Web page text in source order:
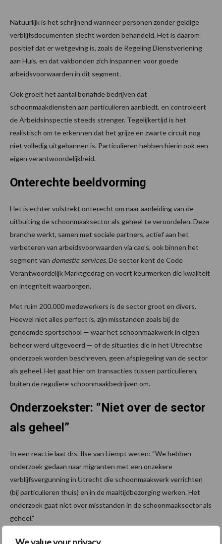
We value your privacy
Natuurlijk is het schrijnend wanneer personen zonder geldige
verblijfsdocumenten slecht worden behandeld. Het is daarom
positief dat er wetgeving is, zoals de Regeling Dienstverlening
aan Huis, en dat vakbonden zich inspannen voor goede
arbeidsvoorwaarden in dit segment.
Ook groeit het aantal bonafide bedrijven dat
schoonmaakdiensten aan particulieren aanbiedt, en controleert
de Arbeidsinspectie steeds strenger. Tegelijkertijd is het
realistisch om te erkennen dat het grijze en zwarte circuit nog
niet volledig uitgebannen is. Particulieren hebben hierin ook een
eigen verantwoordelijkheid.
Onterechte beeldvorming
Het is echter volstrekt onterecht om naar aanleiding van de
uitbuiting de schoonmaaksector als geheel te veroordelen. Deze
branche werkt, samen met sociale partners, actief aan het
verbeteren van arbeidsvoorwaarden via cao’s, ook binnen het
segment van domestic services. De sector kent de Code
Verantwoordelijk Marktgedrag en voert keurmerken die kwaliteit
en integriteit waarborgen.
Met ruim 200.000 medewerkers is de sector groot en divers.
Hoewel niet alles perfect is, zijn misstanden zoals bij de
genoemde sportschool — waar het schoonmaakwerk in eigen
beheer werd uitgevoerd — of de situaties die in het Utrechtse
onderzoek worden beschreven, geen afspiegeling van de sector
als geheel. Het gaat hier om transacties tussen particulieren,
buiten de reguliere schoonmaakbedrijven om.
Onderzoekster: “Niet over de sector
als geheel”
In een reactie laat drs. Ilse van Liempt weten: “We hebben
onderzoek gedaan naar migranten met een onzekere
verblijfsvergunning in Utrecht die schoonmaakwerk verrichten
(bij particulieren thuis) en in de maaltijdbezorging werken. Het
onderzoek gaat niet over misstanden in de schoonmaaksector als
geheel.”